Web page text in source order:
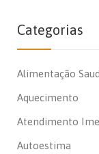
Categorias
Alimentação
Aquecimento
Atendimento
Autoestima